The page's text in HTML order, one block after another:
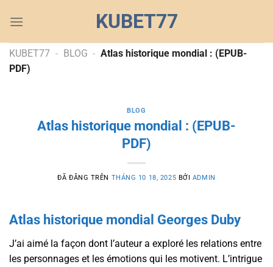
đến
dung
KUBET77
KUBET77 - BLOG - Atlas historique mondial : (EPUB-
PDF)
BLOG
Atlas historique mondial : (EPUB-
PDF)
ĐÃ ĐĂNG TRÊN THÁNG 10 18, 2025 BỞI ADMIN
Atlas historique mondial Georges Duby
J’ai aimé la façon dont l’auteur a exploré les relations entre
les personnages et les émotions qui les motivent. L’intrigue